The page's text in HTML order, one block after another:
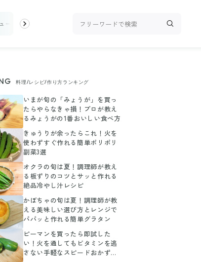
ーティ スーパー 料理レシピ 話題
料理/レシピ/作り方ランキング
いまが旬の「みょうが」を買っ
たらやらなきゃ損！プロが教え
るみょうがの1番おいしい食べ方
きゅうりが余ったらこれ！火を
使わずすぐ作れる簡単ポリポリ
副菜3選
オクラの旬は夏！調理師が教え
る板ずりのコツとサッと作れる
絶品冷やし汁レシピ
かぼちゃの旬は夏！調理師が教
える美味しい選び方とレンジで
パパッと作れる簡単グラタン
ピーマンを買ったら即試した
い！火を通してもビタミンを逃
さない手軽なスピードおかずレ